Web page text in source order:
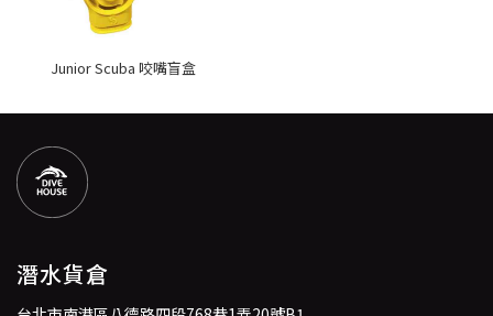
Junior Scuba 咬嘴盲盒
潛水貨倉